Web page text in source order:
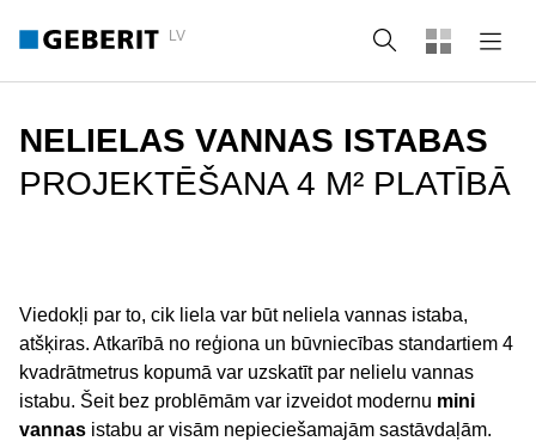
LV Meklēt
NELIELAS VANNAS ISTABAS
PROJEKTĒŠANA 4 M² PLATĪBĀ
Viedokļi par to, cik liela var būt neliela vannas istaba,
atšķiras. Atkarībā no reģiona un būvniecības standartiem 4
kvadrātmetrus kopumā var uzskatīt par nelielu vannas
istabu. Šeit bez problēmām var izveidot modernu mini
vannas istabu ar visām nepieciešamajām sastāvdaļām.